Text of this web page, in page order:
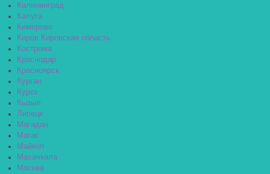
Калининград
Калуга
Кемерово
Киров Кировская область
Кострома
Краснодар
Красноярск
Курган
Курск
Кызыл
Липецк
Магадан
Магас
Майкоп
Махачкала
Москва